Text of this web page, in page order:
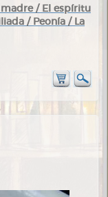
madre / El espíritu
/ Peonía / La